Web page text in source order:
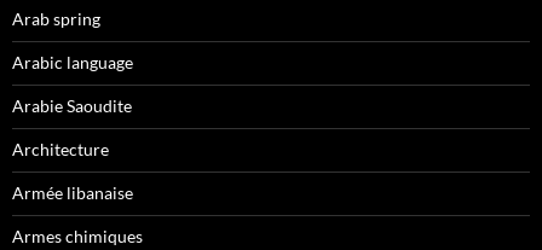
Arab spring
Arabic language
Arabie Saoudite
Architecture
Armée libanaise
Armes chimiques